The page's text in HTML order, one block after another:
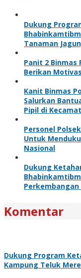
Dukung
Tanaman
Panit 2 Binmas
Berikan
Kanit Binmas
Salurkan
Pipil di
Personel
Untuk
Nasional
Dukung
Komentar
Dukung Program
Kampung Teluk